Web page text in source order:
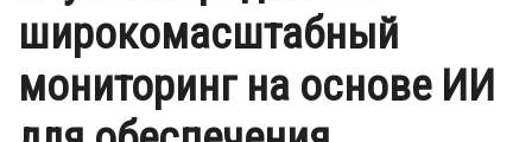
широкомасштабный
мониторинг на основе ИИ